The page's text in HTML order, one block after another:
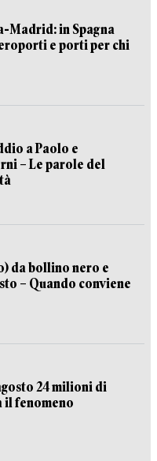
Madrid: in Spagna
e porti per chi
a Paolo e
– Le parole del
da bollino nero e
– Quando conviene
24 milioni di
il fenomeno